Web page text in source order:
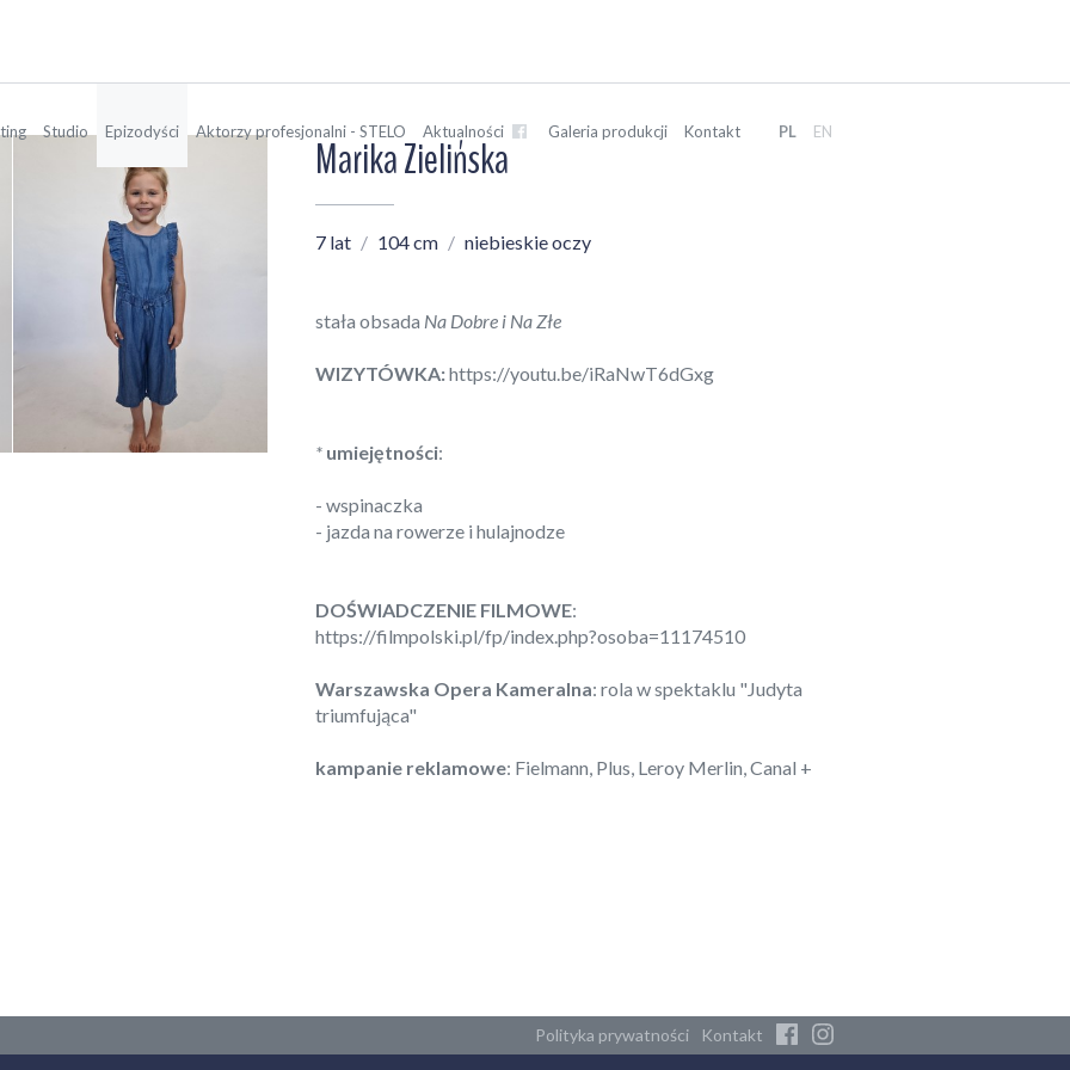
Studio Epizodyści Aktorzy profesjonalni - STELO Aktualności Galeria produkcji Kontakt PL EN
Marika Zielińska
7 lat 104 cm niebieskie oczy
stała obsada Na Dobre i Na Złe
WIZYTÓWKA:https://youtu.be/iRaNwT6dGxg
* umiejętności:
- wspinaczka
- jazda na rowerze i hulajnodze
DOŚWIADCZENIE FILMOWE:
https://filmpolski.pl/fp/index.php?osoba=11174510
Warszawska Opera Kameralna: rola w spektaklu "Judyta
triumfująca"
kampanie reklamowe: Fielmann, Plus, Leroy Merlin, Canal +
Polityka prywatności Kontakt